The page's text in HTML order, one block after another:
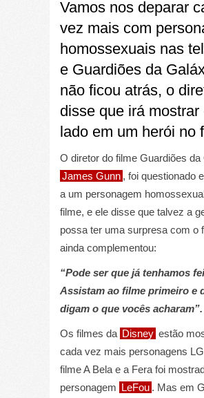
Vamos nos deparar
vez mais com
homossexuais nas
e Guardiões da
não ficou atrás, o
disse que irá mostrar
lado em um herói no
O diretor do filme Guardiões da
James Gunn , foi questionado
a um personagem
filme, e ele disse que talvez a
possa ter uma surpresa com o
ainda complementou:
“Pode ser que já tenhamos
Assistam ao filme primeiro e
digam o que vocês acharam”.
Os filmes da Disney estão
cada vez mais personagens
filme A Bela e a Fera foi
personagem LeFou . Mas em